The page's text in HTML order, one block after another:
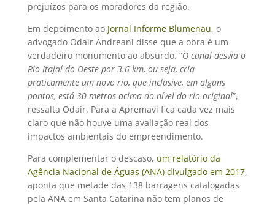
prejuízos para os moradores da região.
Em depoimento ao Jornal Informe Blumenau, o
advogado Odair Andreani disse que a obra é um
verdadeiro monumento ao absurdo. “O canal desvia o
Rio Itajaí do Oeste por 3.6 km, ou seja, cria
praticamente um novo rio, que inclusive, em alguns
pontos, está 30 metros acima do nível do rio original”,
ressalta Odair. Para a Apremavi fica cada vez mais
claro que não houve uma avaliação real dos
impactos ambientais do empreendimento.
Para complementar o descaso, um relatório da
Agência Nacional de Águas (ANA) divulgado em 2017,
aponta que metade das 138 barragens catalogadas
pela ANA em Santa Catarina não tem planos de